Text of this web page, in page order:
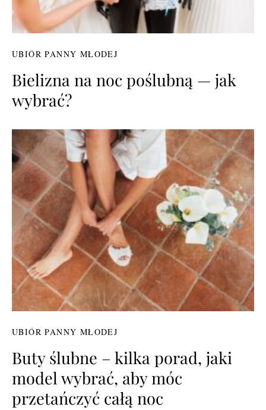
UBIÓR PANNY MŁODEJ
Bielizna na noc poślubną — jak
wybrać?
UBIÓR PANNY MŁODEJ
Buty ślubne – kilka porad, jaki
model wybrać, aby móc
przetańczyć całą noc